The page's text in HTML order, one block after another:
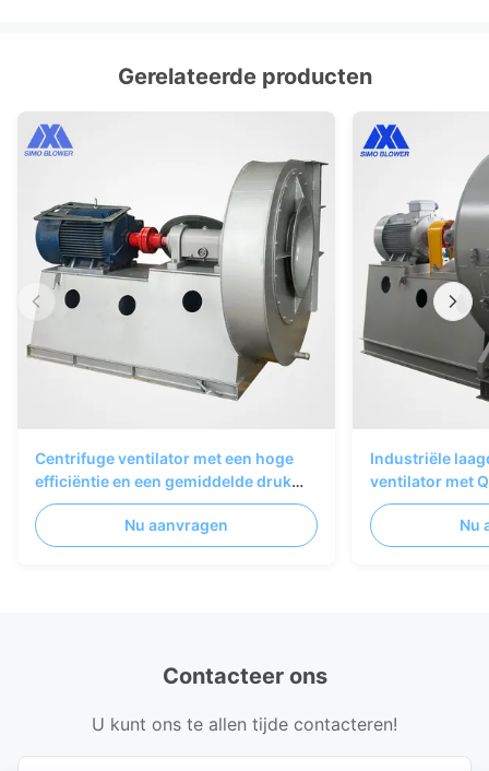
Gerelateerde producten
Centrifuge ventilator met een hoge
efficiëntie en een gemiddelde druk
voor industriële ventilatie- en
stofopvangsystemen
Nu aanvragen
Industriële
ventilator met
ventilatie-
Nu
Contacteer ons
U kunt ons te allen tijde contacteren!